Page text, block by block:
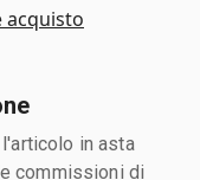
acquisto
in asta
commissioni di